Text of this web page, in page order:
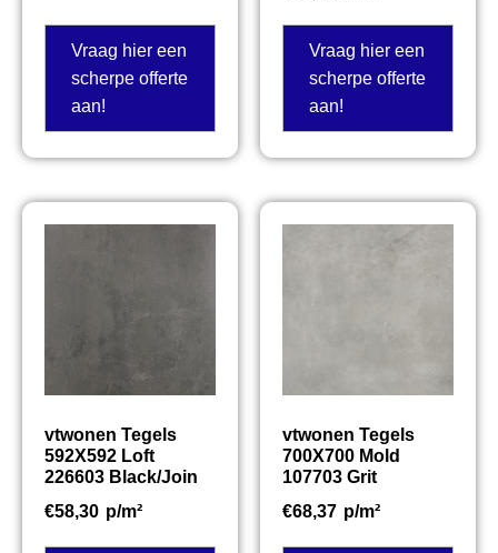
Vraag hier een
scherpe offerte
aan!
Vraag hier een
scherpe offerte
aan!
vtwonen Tegels
592X592 Loft
226603 Black/Join
€58,30 p/m²
vtwonen Tegels
700X700 Mold
107703 Grit
€68,37 p/m²